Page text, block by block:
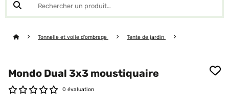
Tonnelle et voile d'ombrage Tente de jardin
Mondo Dual 3x3 moustiquaire
0 évaluation